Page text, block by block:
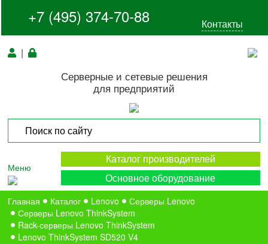
+7 (495) 374-70-88 Контакты
|
Серверные и сетевые решения
для предприятий
Меню
Каталог производителей
Основное оборудование
Главная Каталог Lenovo
Серверы Lenovo
Серверы Lenovo ThinkSystem
Rack-серверы Lenovo ThinkSystem
Lenovo ThinkSystem SD520 V4